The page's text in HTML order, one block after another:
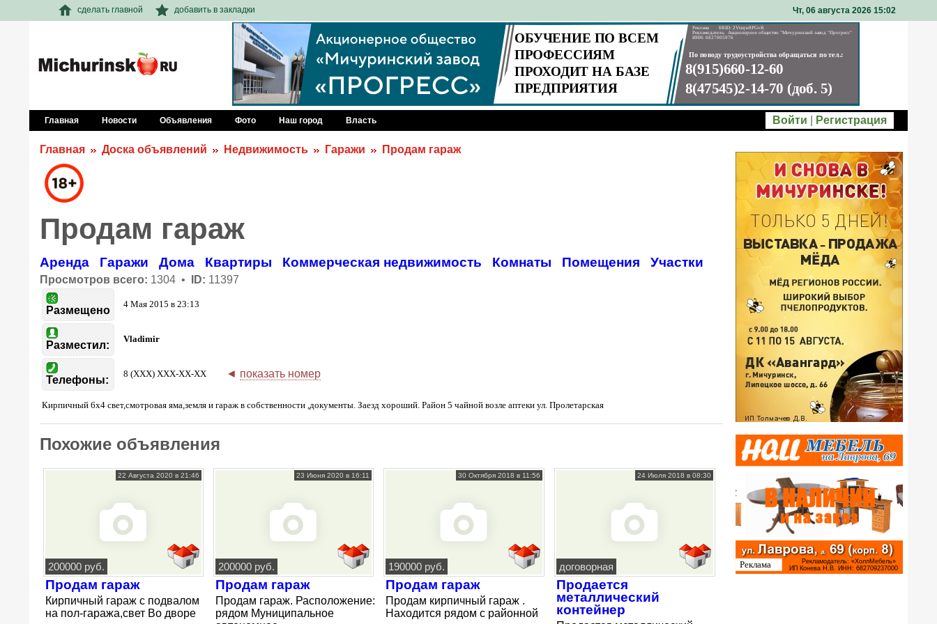
сделать главной добавить в закладки Чт, 06 августа 2026 15 02
Главная Новости Объявления Фото Наш город Власть Войти Регистрация
Главная Доска объявлений Недвижимость Гаражи Продам гараж
Продам гараж
Аренда Гаражи Дома Квартиры Коммерческая недвижимость Комнаты Помещения Участки
Просмотров всего: 1304 • ID: 11397
Размещено
4 Мая 2015 в 23:13
Разместил:
Vladimir
Телефоны:
8 (XXX) XXX-XX-XX ◄ показать номер
Кирпичный 6х4 свет,смотровая яма,земля и гараж в собственности ,документы. Заезд хороший. Район 5 чайной возле аптеки ул. Пролетарская
Похожие объявления
22 Августа 2020 в 21:46
200000 руб.
Продам гараж
Кирпичный гараж с подвалом
на пол-гаража,свет Во дворе
23 Июня 2020 в 16:11
200000 руб.
Продам гараж
Продам гараж. Расположение:
рядом Муниципальное
30 Октября 2018 в 11:56
190000 руб.
Продам гараж
Продам кирпичный гараж .
Находится рядом с районной
24 Июля 2018 в 08:30
договорная
Продается
металлический
контейнер